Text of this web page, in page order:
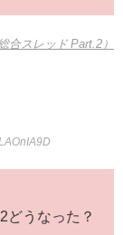
合スレッド Part.2）
どうなった？